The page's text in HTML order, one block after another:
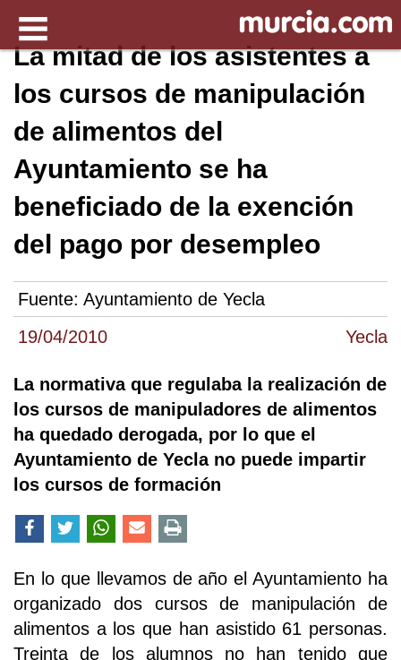
19/04/2010 Yecla
La mitad de los asistentes a
los cursos de manipulación
de alimentos del
Ayuntamiento se ha
beneficiado de la exención
del pago por desempleo
Fuente: Ayuntamiento de Yecla
La normativa que regulaba la realización de
los cursos de manipuladores de alimentos
ha quedado derogada, por lo que el
Ayuntamiento de Yecla no puede impartir
los cursos de formación
En lo que llevamos de año el Ayuntamiento ha
organizado dos cursos de manipulación de
alimentos a los que han asistido 61 personas.
Treinta de los alumnos no han tenido que